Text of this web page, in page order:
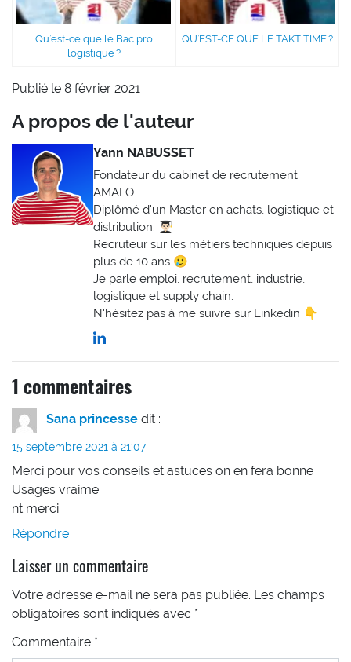
Qu’est-ce que le Bac pro
logistique ?
QU’EST-CE QUE LE TAKT TIME ?
Publié le 8 février 2021
A propos de l'auteur
Yann NABUSSET
Fondateur du cabinet de recrutement
AMALO
Diplômé d'un Master en achats, logistique et
distribution. 👨🏻‍🎓
Recruteur sur les métiers techniques depuis
plus de 10 ans 🥲
Je parle emploi, recrutement, industrie,
logistique et supply chain.
N'hésitez pas à me suivre sur Linkedin 👇
1 commentaires
Sana princesse dit :
15 septembre 2021 à 21:07
Merci pour vos conseils et astuces on en fera bonne
Usages vraime
nt merci
Répondre
Laisser un commentaire
Votre adresse e-mail ne sera pas publiée. Les champs
obligatoires sont indiqués avec *
Commentaire *